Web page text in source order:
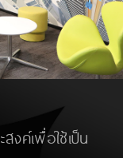
งค์เพื่อใช้เป็น